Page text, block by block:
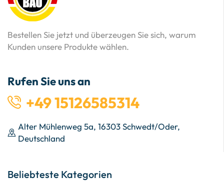
Bestellen Sie jetzt und überzeugen Sie sich, warum
Kunden unsere Produkte wählen.
Rufen Sie uns an
+49 15126585314
Alter Mühlenweg 5a, 16303 Schwedt/Oder,
Deutschland
Beliebteste Kategorien